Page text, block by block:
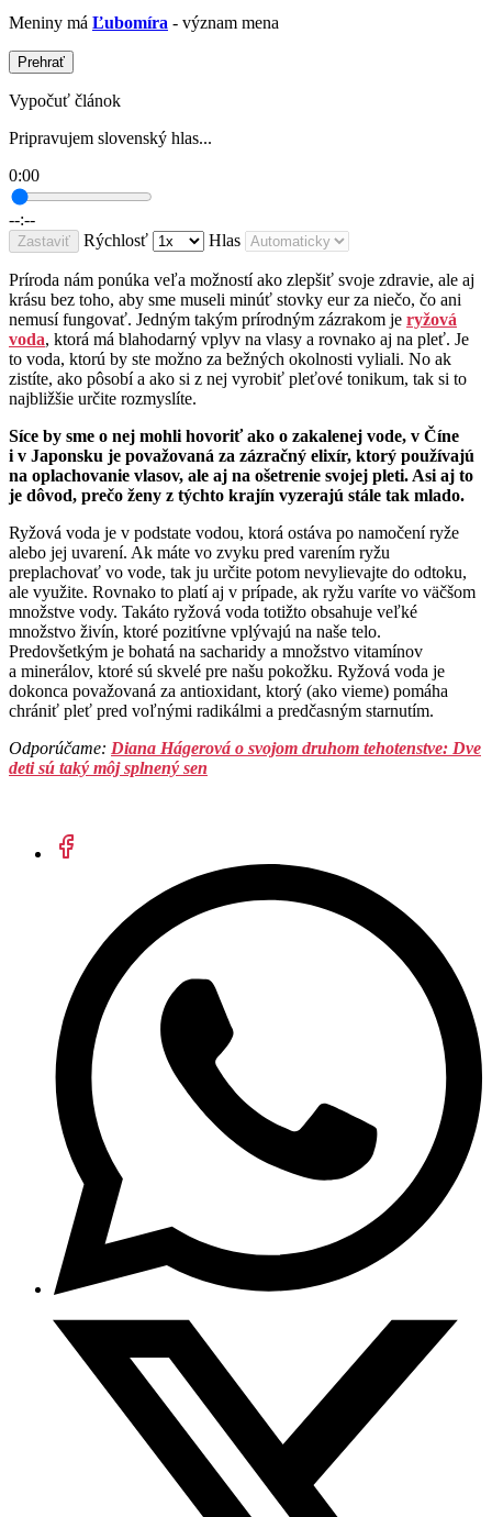
Meniny má Ľubomíra - význam mena
Prehrať
Vypočuť článok
Pripravujem slovenský hlas...
0:00
--:--
Zastaviť Rýchlosť Hlas
Príroda nám ponúka veľa možností ako zlepšiť svoje zdravie, ale aj
krásu bez toho, aby sme museli minúť stovky eur za niečo, čo ani
nemusí fungovať. Jedným takým prírodným zázrakom je ryžová
voda, ktorá má blahodarný vplyv na vlasy a rovnako aj na pleť. Je
to voda, ktorú by ste možno za bežných okolnosti vyliali. No ak
zistíte, ako pôsobí a ako si z nej vyrobiť pleťové tonikum, tak si to
najbližšie určite rozmyslíte.
Síce by sme o nej mohli hovoriť ako o zakalenej vode, v Číne
i v Japonsku je považovaná za zázračný elixír, ktorý používajú
na oplachovanie vlasov, ale aj na ošetrenie svojej pleti. Asi aj to
je dôvod, prečo ženy z týchto krajín vyzerajú stále tak mlado.
Ryžová voda je v podstate vodou, ktorá ostáva po namočení ryže
alebo jej uvarení. Ak máte vo zvyku pred varením ryžu
preplachovať vo vode, tak ju určite potom nevylievajte do odtoku,
ale využite. Rovnako to platí aj v prípade, ak ryžu varíte vo väčšom
množstve vody. Takáto ryžová voda totižto obsahuje veľké
množstvo živín, ktoré pozitívne vplývajú na naše telo.
Predovšetkým je bohatá na sacharidy a množstvo vitamínov
a minerálov, ktoré sú skvelé pre našu pokožku. Ryžová voda je
dokonca považovaná za antioxidant, ktorý (ako vieme) pomáha
chrániť pleť pred voľnými radikálmi a predčasným starnutím.
Odporúčame: Diana Hágerová o svojom druhom tehotenstve: Dve
deti sú taký môj splnený sen